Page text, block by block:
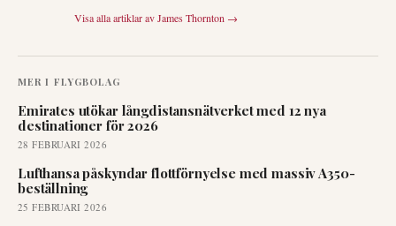
Visa alla artiklar avJames Thornton →
MER I FLYGBOLAG
Emirates utökar långdistansnätverket med 12 nya
destinationer för 2026
28 FEBRUARI 2026
Lufthansa påskyndar flottförnyelse med massiv A350-
beställning
25 FEBRUARI 2026